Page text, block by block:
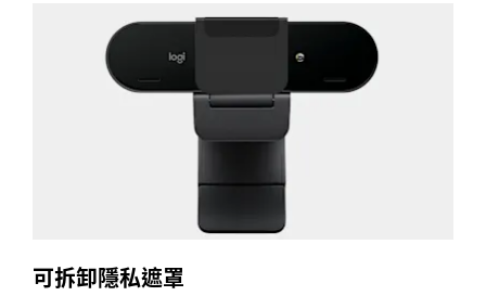
可拆卸隱私遮罩